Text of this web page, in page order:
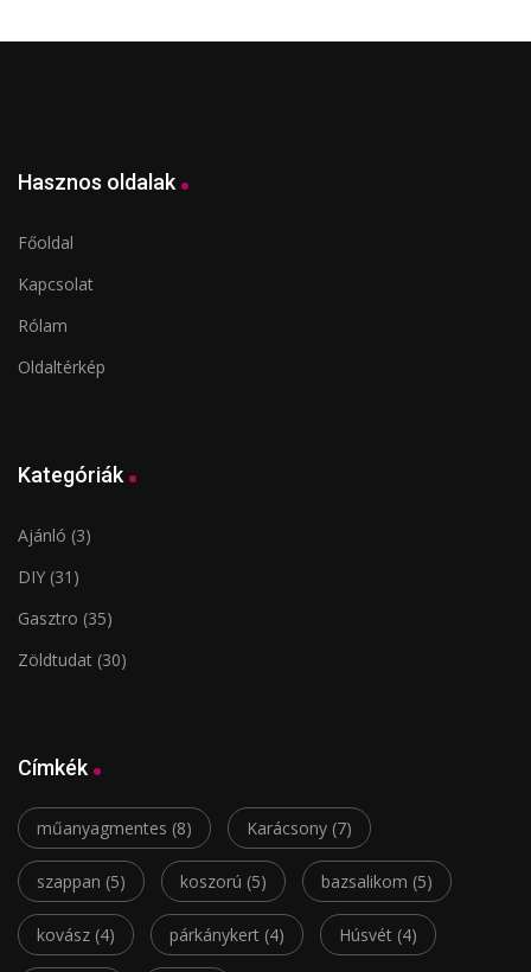
Hasznos oldalak
Főoldal
Kapcsolat
Rólam
Oldaltérkép
Kategóriák
Ajánló (3)
DIY (31)
Gasztro (35)
Zöldtudat (30)
Címkék
műanyagmentes (8) Karácsony (7)
szappan (5) koszorú (5) bazsalikom (5)
kovász (4) párkánykert (4) Húsvét (4)